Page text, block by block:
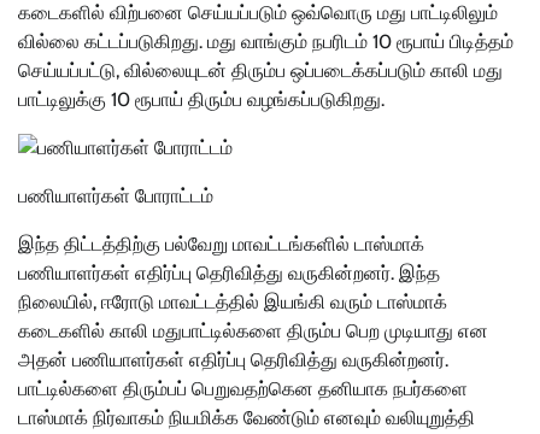
கடைகளில் விற்பனை செய்யப்படும் ஒவ்வொரு மது பாட்டிலிலும்
வில்லை கட்டப்படுகிறது. மது வாங்கும் நபரிடம் 10 ரூபாய் பிடித்தம்
செய்யப்பட்டு, வில்லையுடன் திரும்ப ஒப்படைக்கப்படும் காலி மது
பாட்டிலுக்கு 10 ரூபாய் திரும்ப வழங்கப்படுகிறது.
பணியாளர்கள் போராட்டம்
இந்த திட்டத்திற்கு பல்வேறு மாவட்டங்களில் டாஸ்மாக்
பணியாளர்கள் எதிர்ப்பு தெரிவித்து வருகின்றனர். இந்த
நிலையில், ஈரோடு மாவட்டத்தில் இயங்கி வரும் டாஸ்மாக்
கடைகளில் காலி மதுபாட்டில்களை திரும்ப பெற முடியாது என
அதன் பணியாளர்கள் எதிர்ப்பு தெரிவித்து வருகின்றனர்.
பாட்டில்களை திரும்பப் பெறுவதற்கென தனியாக நபர்களை
டாஸ்மாக் நிர்வாகம் நியமிக்க வேண்டும் எனவும் வலியுறுத்தி